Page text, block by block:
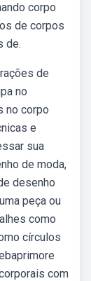
corpo
de corpos
de.
de
no
no corpo
e
sua
de moda,
desenho
peça ou
como
círculos
com